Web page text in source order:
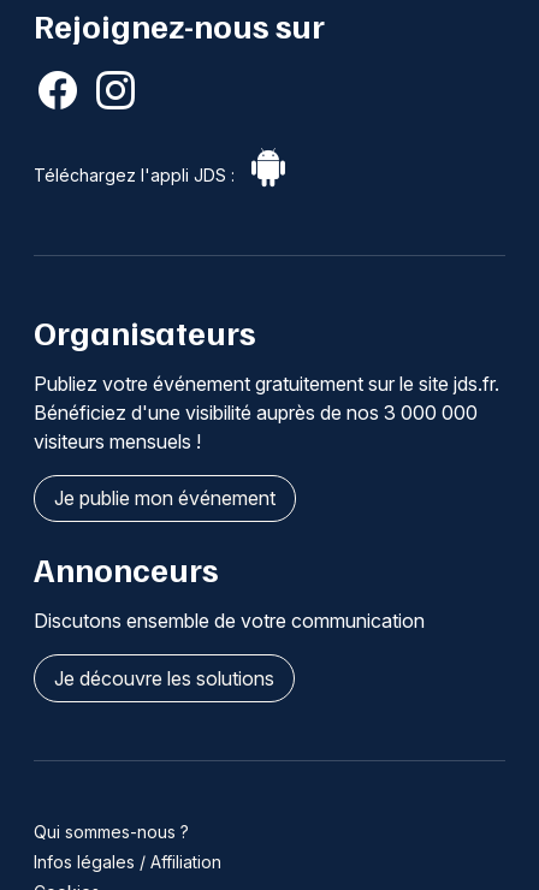
Rejoignez-nous sur
Téléchargez l'appli JDS :
Organisateurs
Publiez votre événement gratuitement sur le site jds.fr.
Bénéficiez d'une visibilité auprès de nos 3 000 000
visiteurs mensuels !
Je publie mon événement
Annonceurs
Discutons ensemble de votre communication
Je découvre les solutions
Qui sommes-nous ?
Infos légales / Affiliation